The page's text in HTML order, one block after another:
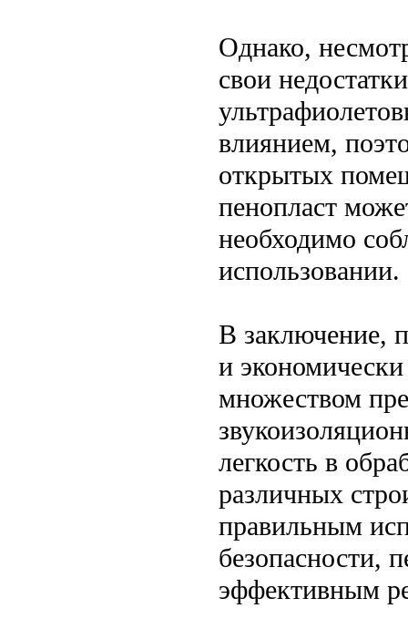
Однако,
свои
влиянием,
открытых
пенопласт
необходимо
использовании.
В заключение,
и
множеством
легкость в
различных
правильным
безопасности,
эффективным